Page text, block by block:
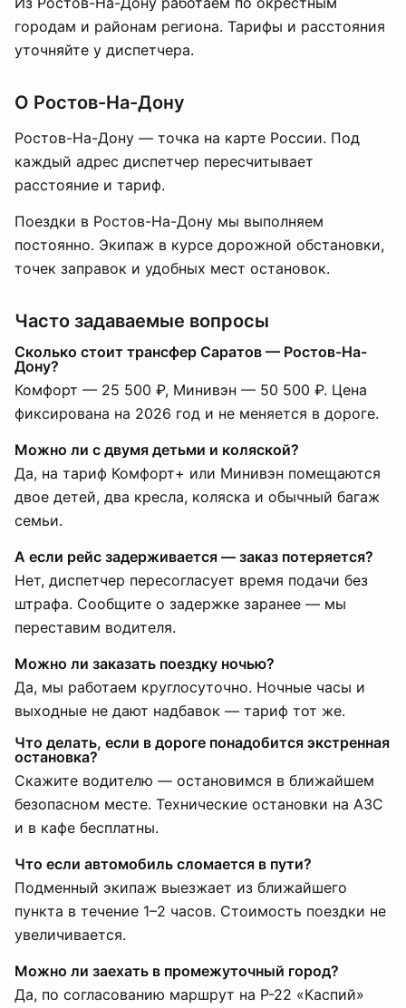
городам и районам региона. Тарифы и расстояния
уточняйте у диспетчера.
О Ростов-На-Дону
Ростов-На-Дону — точка на карте России. Под
каждый адрес диспетчер пересчитывает
расстояние и тариф.
Поездки в Ростов-На-Дону мы выполняем
постоянно. Экипаж в курсе дорожной обстановки,
точек заправок и удобных мест остановок.
Часто задаваемые вопросы
Сколько стоит трансфер Саратов — Ростов-На-
Дону?
Комфорт — 25 500 ₽, Минивэн — 50 500 ₽. Цена
фиксирована на 2026 год и не меняется в дороге.
Можно ли с двумя детьми и коляской?
Да, на тариф Комфорт+ или Минивэн помещаются
двое детей, два кресла, коляска и обычный багаж
семьи.
А если рейс задерживается — заказ потеряется?
Нет, диспетчер пересогласует время подачи без
штрафа. Сообщите о задержке заранее — мы
переставим водителя.
Можно ли заказать поездку ночью?
Да, мы работаем круглосуточно. Ночные часы и
выходные не дают надбавок — тариф тот же.
Что делать, если в дороге понадобится экстренная
остановка?
Скажите водителю — остановимся в ближайшем
безопасном месте. Технические остановки на АЗС
и в кафе бесплатны.
Что если автомобиль сломается в пути?
Подменный экипаж выезжает из ближайшего
пункта в течение 1–2 часов. Стоимость поездки не
увеличивается.
Можно ли заехать в промежуточный город?
Да, по согласованию маршрут на Р-22 «Каспий»